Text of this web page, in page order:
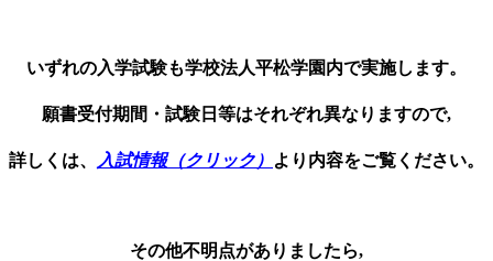
いずれの入学試験も学校法人平松学園内で実施します。
願書受付期間・試験日等はそれぞれ異なりますので,
詳しくは、 入試情報（クリック） より内容をご覧ください。
その他不明点がありましたら,